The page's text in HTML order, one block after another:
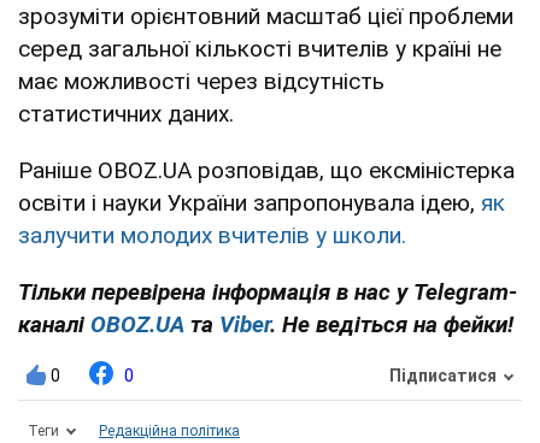
зрозуміти орієнтовний масштаб цієї проблеми
серед загальної кількості вчителів у країні не
має можливості через відсутність
статистичних даних.
Раніше OBOZ.UA розповідав, що ексміністерка
освіти і науки України запропонувала ідею, як
залучити молодих вчителів у школи.
Тільки перевірена інформація в нас у Telegram-
каналі OBOZ.UA та Viber. Не ведіться на фейки!
0 0 Підписатися
Теги Редакційна політика